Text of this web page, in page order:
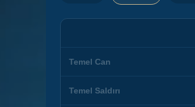
Temel Can
Temel Saldırı